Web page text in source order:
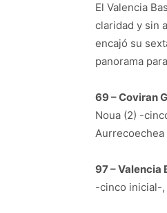
El Valencia
claridad y sin
encajó su
panorama
69 – Coviran
Noua (2) -
Aurrecoechea
97 – Valencia
-cinco inicial-,